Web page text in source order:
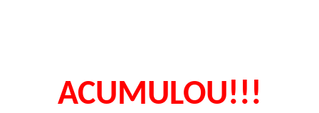
ACUMULOU!!!